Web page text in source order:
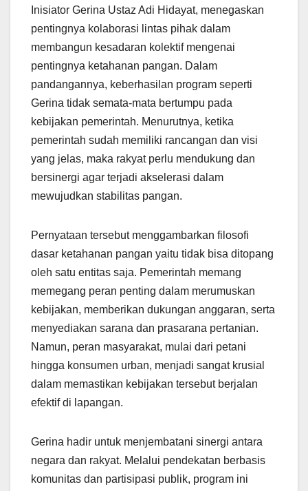
Inisiator Gerina Ustaz Adi Hidayat, menegaskan
pentingnya kolaborasi lintas pihak dalam
membangun kesadaran kolektif mengenai
pentingnya ketahanan pangan. Dalam
pandangannya, keberhasilan program seperti
Gerina tidak semata-mata bertumpu pada
kebijakan pemerintah. Menurutnya, ketika
pemerintah sudah memiliki rancangan dan visi
yang jelas, maka rakyat perlu mendukung dan
bersinergi agar terjadi akselerasi dalam
mewujudkan stabilitas pangan.
Pernyataan tersebut menggambarkan filosofi
dasar ketahanan pangan yaitu tidak bisa ditopang
oleh satu entitas saja. Pemerintah memang
memegang peran penting dalam merumuskan
kebijakan, memberikan dukungan anggaran, serta
menyediakan sarana dan prasarana pertanian.
Namun, peran masyarakat, mulai dari petani
hingga konsumen urban, menjadi sangat krusial
dalam memastikan kebijakan tersebut berjalan
efektif di lapangan.
Gerina hadir untuk menjembatani sinergi antara
negara dan rakyat. Melalui pendekatan berbasis
komunitas dan partisipasi publik, program ini